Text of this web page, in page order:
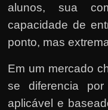
alunos, sua
capacidade de
ponto, mas
Em um mercado
se diferencia por
aplicável e